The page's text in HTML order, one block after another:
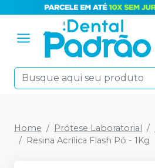
Home Prótese Laboratorial
Resina Acrílica Flash Pó - 1Kg